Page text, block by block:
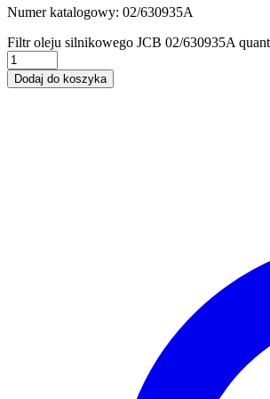
Numer katalogowy: 02/630935A
Filtr oleju silnikowego JCB 02/630935A
Dodaj do koszyka